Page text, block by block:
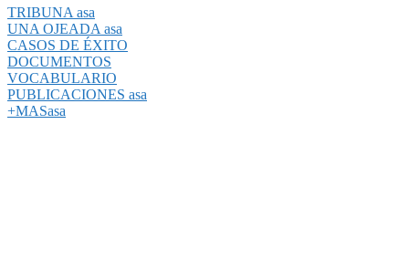
TRIBUNA asa
UNA OJEADA asa
CASOS DE ÉXITO
DOCUMENTOS
VOCABULARIO
PUBLICACIONES asa
+MASasa